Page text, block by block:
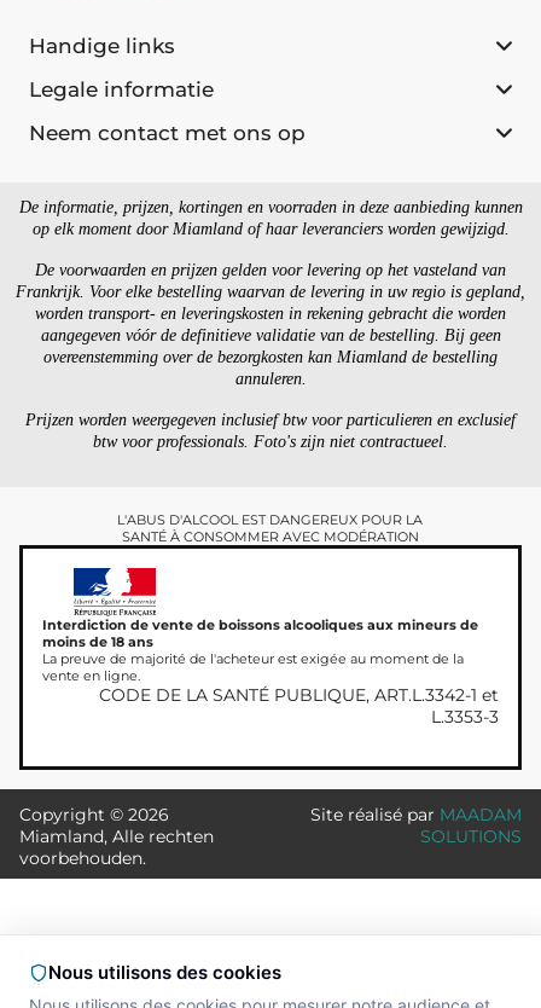
Handige links
Legale informatie
Neem contact met ons op
De informatie, prijzen, kortingen en voorraden in deze aanbieding kunnen
op elk moment door Miamland of haar leveranciers worden gewijzigd.
De voorwaarden en prijzen gelden voor levering op het vasteland van
Frankrijk. Voor elke bestelling waarvan de levering in uw regio is gepland,
worden transport- en leveringskosten in rekening gebracht die worden
aangegeven vóór de definitieve validatie van de bestelling. Bij geen
overeenstemming over de bezorgkosten kan Miamland de bestelling
annuleren.
Prijzen worden weergegeven inclusief btw voor particulieren en exclusief
btw voor professionals. Foto's zijn niet contractueel.
L'ABUS D'ALCOOL EST DANGEREUX POUR LA
SANTÉ À CONSOMMER AVEC MODÉRATION
Interdiction de vente de boissons alcooliques aux mineurs de
moins de 18 ans
La preuve de majorité de l'acheteur est exigée au moment de la
vente en ligne.
CODE DE LA SANTÉ PUBLIQUE, ART.L.3342-1 et
L.3353-3
Copyright © 2026
Miamland, Alle rechten
voorbehouden.
Site réalisé par MAADAM
SOLUTIONS
Nous utilisons des cookies